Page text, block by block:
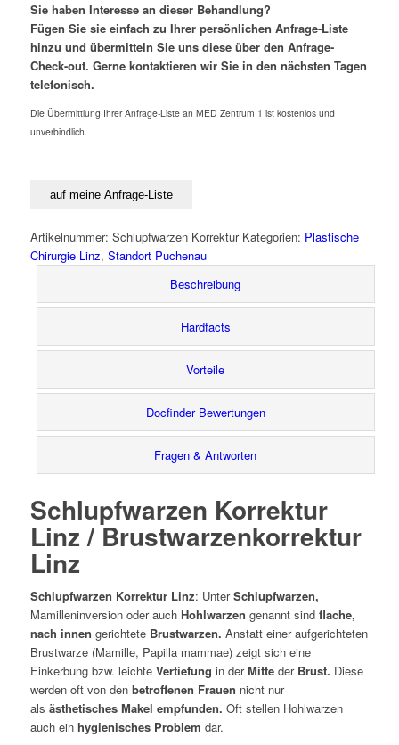
Sie haben Interesse an dieser Behandlung?
Fügen Sie sie einfach zu Ihrer persönlichen Anfrage-Liste
hinzu und übermitteln Sie uns diese über den Anfrage-
Check-out. Gerne kontaktieren wir Sie in den nächsten Tagen
telefonisch.
Die Übermittlung Ihrer Anfrage-Liste an MED Zentrum 1 ist kostenlos und
unverbindlich.
auf meine Anfrage-Liste
Artikelnummer: Schlupfwarzen Korrektur Kategorien: Plastische
Chirurgie Linz, Standort Puchenau
Beschreibung
Hardfacts
Vorteile
Docfinder Bewertungen
Fragen & Antworten
Schlupfwarzen Korrektur
Linz / Brustwarzenkorrektur
Linz
Schlupfwarzen Korrektur Linz: UnterSchlupfwarzen,
Mamilleninversion oder auch Hohlwarzen genannt sind flache,
nach innen gerichtete Brustwarzen. Anstatt einer aufgerichteten
Brustwarze (Mamille, Papilla mammae) zeigt sich eine
Einkerbung bzw. leichte Vertiefung in derMitteder Brust. Diese
werden oft von den betroffenen Frauen nicht nur
als ästhetisches Makel empfunden. Oft stellen Hohlwarzen
auch ein hygienisches Problem dar.